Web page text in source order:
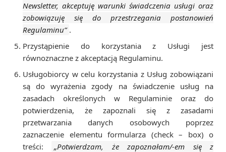
Newsletter, akceptuję warunki świadczenia usługi oraz
zobowiązuję się do przestrzegania postanowień
Regulaminu” .
Przystąpienie do korzystania z Usługi jest
równoznaczne z akceptacją Regulaminu.
Usługobiorcy w celu korzystania z Usług zobowiązani
są do wyrażenia zgody na świadczenie usług na
zasadach określonych w Regulaminie oraz do
potwierdzenia, że zapoznali się z zasadami
przetwarzania danych osobowych poprzez
zaznaczenie elementu formularza (check – box) o
treści:
„Potwierdzam, że zapoznałam/-em się z